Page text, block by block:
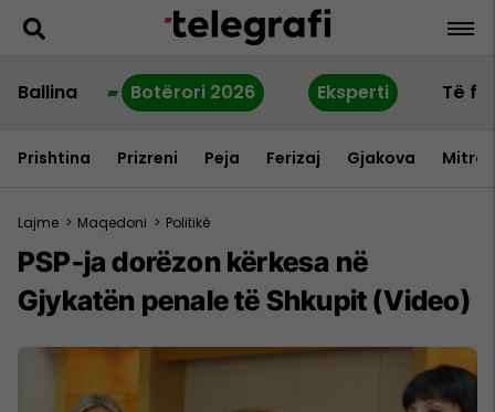
Ballina Botërori 2026 Eksperti Të
Prishtina Prizreni Peja Ferizaj Gjakova
Lajme > Maqedoni > Politikë
PSP-ja dorëzon kërkesa në
Gjykatën penale të Shkupit (Video)